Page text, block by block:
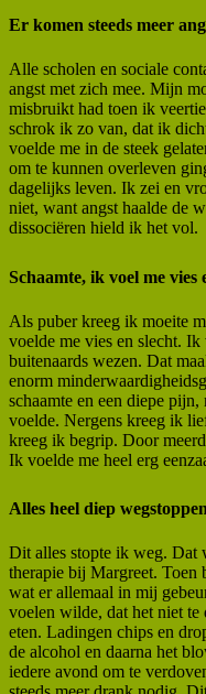
Er komen steeds meer
Alle scholen en sociale
angst met zich mee. Mijn
misbruikt had toen ik
schrok ik zo van, dat ik
voelde me in de steek
om te kunnen overleven
dagelijks leven. Ik zei en
niet, want angst haalde de
dissociëren hield ik het vol.
Schaamte, ik voel me vies
Als puber kreeg ik moeite
voelde me vies en slecht.
buitenaards wezen. Dat
enorm
schaamte en een diepe
voelde. Nergens kreeg ik
kreeg ik begrip. Door
Ik voelde me heel erg
Alles heel diep
Dit alles stopte ik weg. Dat
therapie bij Margreet. Toen
wat er allemaal in mij
voelen wilde, dat het niet
eten. Ladingen chips en
de alcohol en daarna het
iedere avond om te